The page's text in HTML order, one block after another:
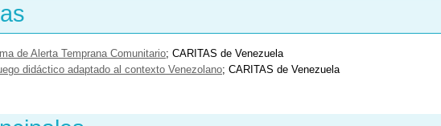
de Alerta Temprana Comunitario; CARITAS de Venezuela
didáctico adaptado al contexto Venezolano; CARITAS de Venezuela